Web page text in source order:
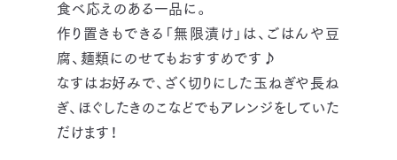
食べ応えのある一品に。
作り置きもできる「無限漬け」は、ごはんや豆
腐、麺類にのせてもおすすめです♪
なすはお好みで、ざく切りにした玉ねぎや長ね
ぎ、ほぐしたきのこなどでもアレンジをしていた
だけます！